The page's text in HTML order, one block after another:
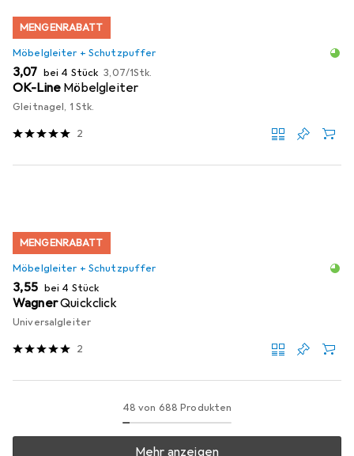
MENGENRABATT
Möbelgleiter + Schutzpuffer
EUR
3,07 bei 4 Stück EUR
3,07/1Stk.
OK-Line Möbelgleiter
Gleitnagel, 1 Stk.
2
MENGENRABATT
Möbelgleiter + Schutzpuffer
EUR
3,55 bei 4 Stück
WagnerQuickclick
Universalgleiter
2
48 von 688 Produkten
Mehr anzeigen